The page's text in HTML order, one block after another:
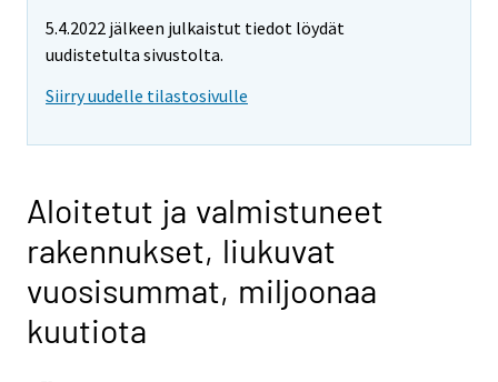
5.4.2022 jälkeen julkaistut tiedot löydät
uudistetulta sivustolta.
Siirry uudelle tilastosivulle
Aloitetut ja valmistuneet
rakennukset, liukuvat
vuosisummat, miljoonaa
kuutiota